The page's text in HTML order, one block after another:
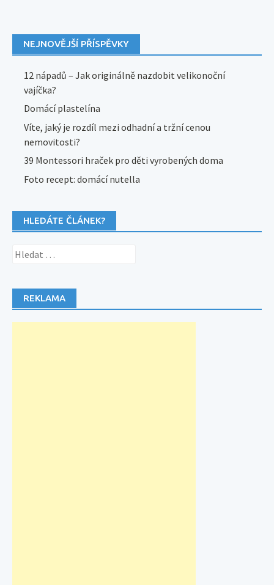
NEJNOVĚJŠÍ PŘÍSPĚVKY
12 nápadů – Jak originálně nazdobit velikonoční
vajíčka?
Domácí plastelína
Víte, jaký je rozdíl mezi odhadní a tržní cenou
nemovitosti?
39 Montessori hraček pro děti vyrobených doma
Foto recept: domácí nutella
HLEDÁTE ČLÁNEK?
Vyhledávání
REKLAMA